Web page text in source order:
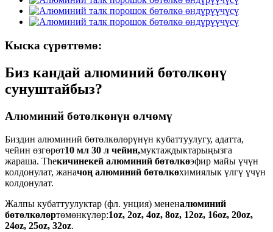
Кыска сүрөттөмө:
Биз кандай алюминий бөтөлкөнү
сунуштайбыз?
Алюминий бөтөлкөнүн өлчөмү
Биздин алюминий бөтөлкөлөрүнүн кубаттуулугу, адатта,
чейин өзгөрөт10 мл 30 л чейин,муктаждыктарыңызга
жараша. Theкичинекей алюминий бөтөлкөэфир майы үчүн
колдонулат, жаначоң алюминий бөтөлкөхимиялык үлгү үчүн
колдонулат.
Жалпы кубаттуулуктар (фл. унция) мененалюминий
бөтөлкөлөртөмөнкүлөр:1oz, 2oz, 4oz, 8oz, 12oz, 16oz, 20oz,
24oz, 25oz, 32oz.